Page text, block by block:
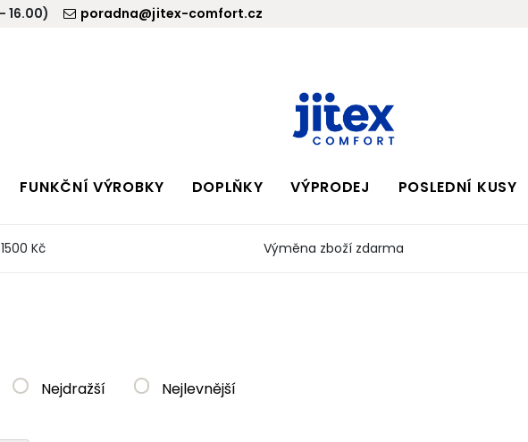
16.00) poradna@jitex-comfort.cz
FUNKČNÍ VÝROBKY DOPLŇKY VÝPRODEJ POSLEDNÍ KUSY
Kč Výměna zboží zdarma
Nejdražší Nejlevnější